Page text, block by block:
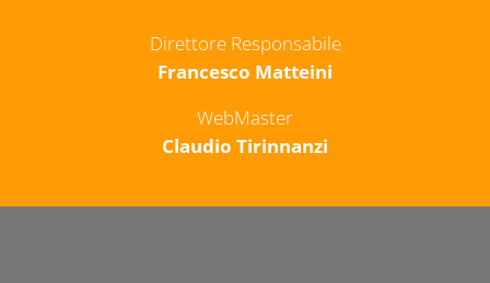
Direttore Responsabile
Francesco Matteini
WebMaster
Claudio Tirinnanzi